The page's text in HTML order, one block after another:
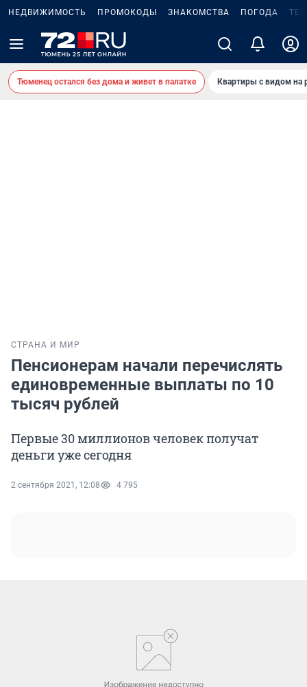
НЕДВИЖИМОСТЬ ПРОМОКОДЫ ЗНАКОМСТВА ПОГОДА
Тюменец остался без дома и живет в палатке Квартиры с видом на
СТРАНА И МИР
Пенсионерам начали перечислять
единовременные выплаты по 10
тысяч рублей
Первые 30 миллионов человек получат
деньги уже сегодня
2 сентября 2021, 12:08 4 795